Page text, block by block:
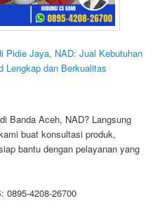
Pidie Jaya, NAD: Jual Kebutuhan
Lengkap dan Berkualitas
Banda Aceh, NAD? Langsung
buat konsultasi produk,
bantu dengan pelayanan yang
0895-4208-26700